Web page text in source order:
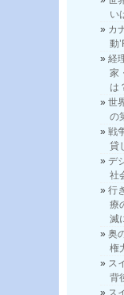
い
カ
動
経
家
は
世
の
戦
貸
デ
社
行
療
滅
奥
権
ス
背
ス